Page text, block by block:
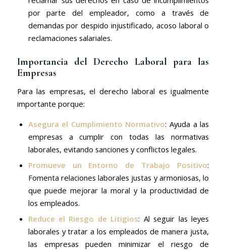
por parte del empleador, como a través de
demandas por despido injustificado, acoso laboral o
reclamaciones salariales.
Importancia del Derecho Laboral para las
Empresas
Para las empresas, el derecho laboral es igualmente
importante porque:
Asegura el Cumplimiento Normativo: Ayuda a las
empresas a cumplir con todas las normativas
laborales, evitando sanciones y conflictos legales.
Promueve un Entorno de Trabajo Positivo:
Fomenta relaciones laborales justas y armoniosas, lo
que puede mejorar la moral y la productividad de
los empleados.
Reduce el Riesgo de Litigios: Al seguir las leyes
laborales y tratar a los empleados de manera justa,
las empresas pueden minimizar el riesgo de